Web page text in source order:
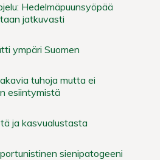
Hedelmäpuunsyöpää
jatkuvasti
ympäri Suomen
tuhoja mutta ei
esiintymistä
ja kasvualustasta
sienipatogeeni